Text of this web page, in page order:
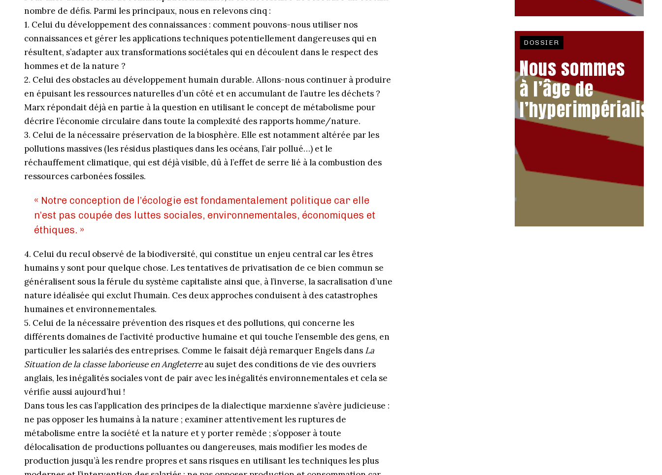
nombre de défis. Parmi les principaux, nous en relevons cinq :
1. Celui du développement des connaissances : comment pouvons-nous utiliser nos
connaissances et gérer les applications techniques potentiellement dangereuses qui en
résultent, s’adapter aux transformations sociétales qui en découlent dans le respect des
hommes et de la nature ?
2. Celui des obstacles au développement humain durable. Allons-nous continuer à produire
en épuisant les ressources naturelles d’un côté et en accumulant de l’autre les déchets ?
Marx répondait déjà en partie à la question en utilisant le concept de métabolisme pour
décrire l’économie circulaire dans toute la complexité des rapports homme/nature.
3. Celui de la nécessaire préservation de la biosphère. Elle est notamment altérée par les
pollutions massives (les résidus plastiques dans les océans, l’air pollué…) et le
réchauffement climatique, qui est déjà visible, dû à l’effet de serre lié à la combustion des
ressources carbonées fossiles.
« Notre conception de l’écologie est fondamentalement politique car elle
n’est pas coupée des luttes sociales, environnementales, économiques et
éthiques. »
4. Celui du recul observé de la biodiversité, qui constitue un enjeu central car les êtres
humains y sont pour quelque chose. Les tentatives de privatisation de ce bien commun se
généralisent sous la férule du système capitaliste ainsi que, à l’inverse, la sacralisation d’une
nature idéalisée qui exclut l’humain. Ces deux approches conduisent à des catastrophes
humaines et environnementales.
5. Celui de la nécessaire prévention des risques et des pollutions, qui concerne les
différents domaines de l’activité productive humaine et qui touche l’ensemble des gens, en
particulier les salariés des entreprises. Comme le faisait déjà remarquer Engels dans La
Situation de la classe laborieuse en Angleterreau sujet des conditions de vie des ouvriers
anglais, les inégalités sociales vont de pair avec les inégalités environnementales et cela se
vérifie aussi aujourd’hui !
Dans tous les cas l’application des principes de la dialectique marxienne s’avère judicieuse :
ne pas opposer les humains à la nature ; examiner attentivement les ruptures de
métabolisme entre la société et la nature et y porter remède ; s’opposer à toute
délocalisation de productions polluantes ou dangereuses, mais modifier les modes de
production jusqu’à les rendre propres et sans risques en utilisant les techniques les plus
DOSSIER
Nous sommes
à l’âge de